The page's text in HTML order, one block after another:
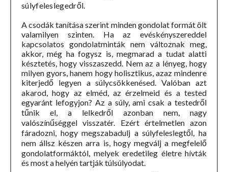
súlyfeleslegedről.
A csodák tanítása szerint minden gondolat formát ölt
valamilyen szinten. Ha az evéskényszereddel
kapcsolatos gondolatminták nem változnak meg,
akkor, még ha fogysz is, megmarad a tudat alatti
késztetés, hogy visszaszedd. Nem az a lényeg, hogy
milyen gyors, hanem hogy holisztikus, azaz mindenre
kiterjedő legyen a súlycsökkenésed. Valóban azt
akarod, hogy az elméd, az érzelmeid és a tested
egyaránt lefogyjon? Az a súly, ami csak a testedről
tűnik el, a lelkedről azonban nem, nagy
valószínűséggel visszatér. Ezért értelmetlen azon
fáradozni, hogy megszabadulj a súlyfeleslegtől, ha
nem állsz készen arra is, hogy megválj a megfelelő
gondolatformáktól, melyek eredetileg életre hívták
és most a helyén tartják túlsúlyodat.